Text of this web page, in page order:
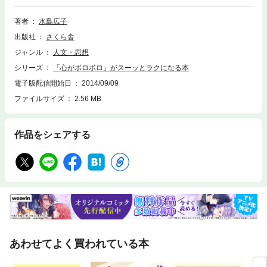
生き方に変えていくこと。難しい人間関係の対処法など、対人関係療法の
第一人者がアドバイスします。
著者
水島広子
出版社
さくら舎
ジャンル
人文・思想
シリーズ
「心がボロボロ」がスーッとラクになる本
電子版配信開始日
2014/09/09
ファイルサイズ
2.56 MB
作品をシェアする
あわせてよく買われている本